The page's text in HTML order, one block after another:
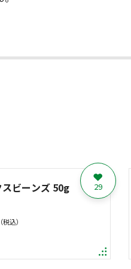
スビーンズ 50g
（税込）
29